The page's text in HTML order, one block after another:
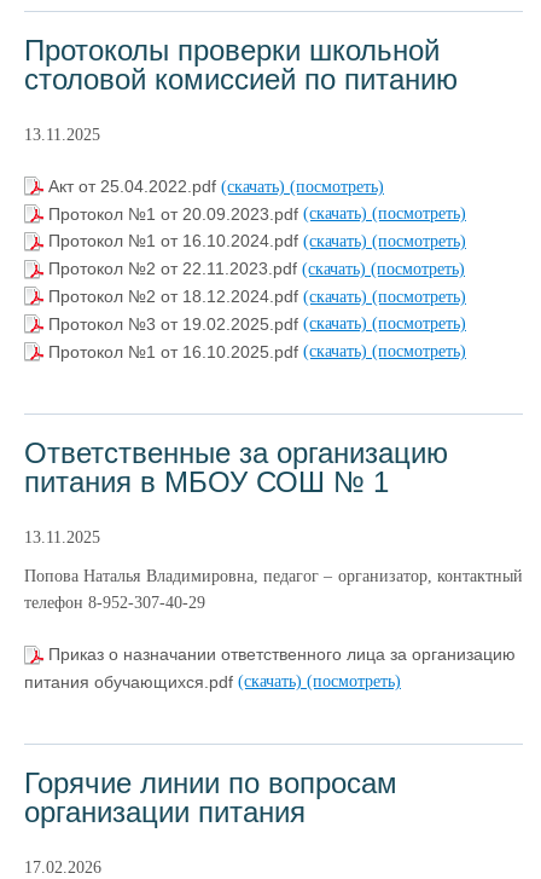
Протоколы проверки школьной
столовой комиссией по питанию
13.11.2025
Акт от 25.04.2022.pdf (скачать) (посмотреть)
Протокол №1 от 20.09.2023.pdf (скачать) (посмотреть)
Протокол №1 от 16.10.2024.pdf (скачать) (посмотреть)
Протокол №2 от 22.11.2023.pdf (скачать) (посмотреть)
Протокол №2 от 18.12.2024.pdf (скачать) (посмотреть)
Протокол №3 от 19.02.2025.pdf (скачать) (посмотреть)
Протокол №1 от 16.10.2025.pdf (скачать) (посмотреть)
Ответственные за организацию
питания в МБОУ СОШ № 1
13.11.2025
Попова Наталья Владимировна, педагог – организатор, контактный
телефон 8-952-307-40-29
Приказ о назначании ответственного лица за организацию
питания обучающихся.pdf (скачать) (посмотреть)
Горячие линии по вопросам
организации питания
17.02.2026